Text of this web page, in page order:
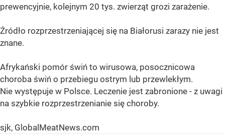
prewencyjnie, kolejnym 20 tys. zwierząt grozi zarażenie.
Źródło rozprzestrzeniającej się na Białorusi zarazy nie jest
znane.
Afrykański pomór świń to wirusowa, posocznicowa
choroba świń o przebiegu ostrym lub przewlekłym.
Nie występuje w Polsce. Leczenie jest zabronione - z uwagi
na szybkie rozprzestrzenianie się choroby.
sjk, GlobalMeatNews.com